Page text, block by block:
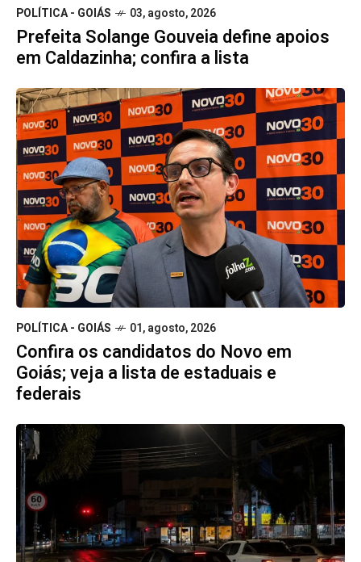
POLÍTICA - GOIÁS 03, agosto, 2026
Prefeita Solange Gouveia define apoios
em Caldazinha; confira a lista
POLÍTICA - GOIÁS 01, agosto, 2026
Confira os candidatos do Novo em
Goiás; veja a lista de estaduais e
federais